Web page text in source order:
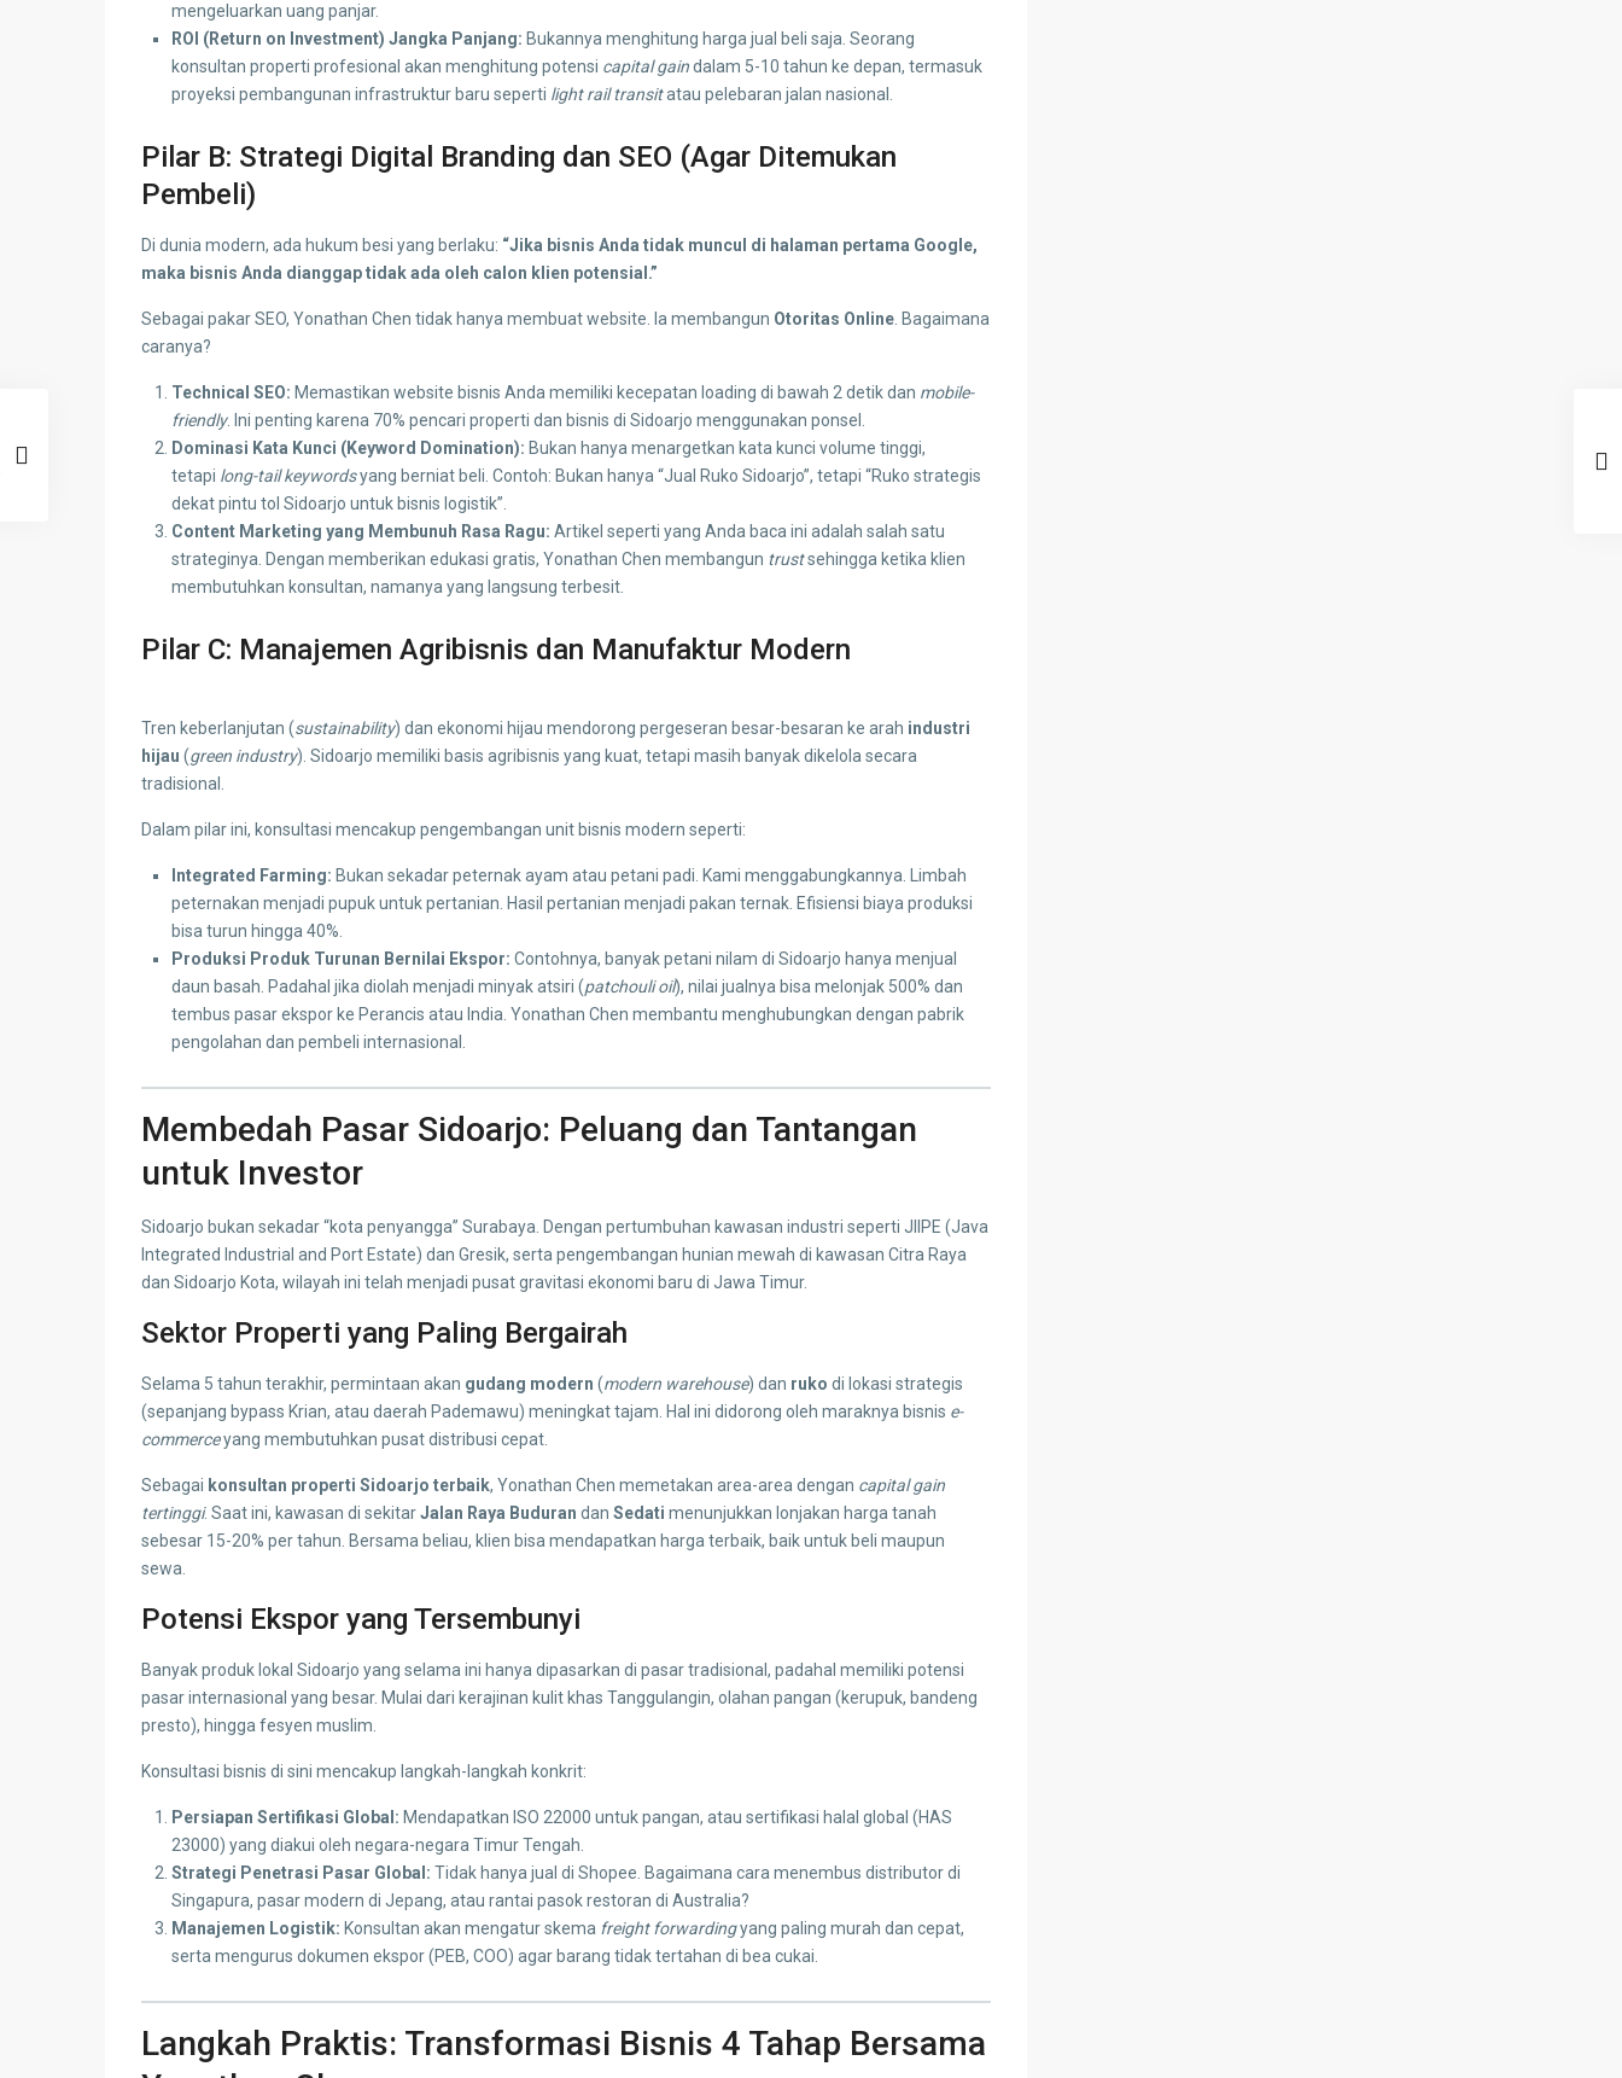
mengeluarkan uang panjar.
ROI (Return on Investment) Jangka Panjang: Bukannya menghitung harga jual beli saja. Seorang
konsultan properti profesional akan menghitung potensi capital gaindalam 5-10 tahun ke depan, termasuk
proyeksi pembangunan infrastruktur baru seperti light rail transitatau pelebaran jalan nasional.
Pilar B: Strategi Digital Branding dan SEO (Agar Ditemukan
Pembeli)
Di dunia modern, ada hukum besi yang berlaku: “Jika bisnis Anda tidak muncul di halaman pertama Google,
maka bisnis Anda dianggap tidak ada oleh calon klien potensial.”
Sebagai pakar SEO, Yonathan Chen tidak hanya membuat website. Ia membangun Otoritas Online . Bagaimana
caranya?
Technical SEO: Memastikan website bisnis Anda memiliki kecepatan loading di bawah 2 detik dan mobile-
friendly. Ini penting karena 70% pencari properti dan bisnis di Sidoarjo menggunakan ponsel.
Dominasi Kata Kunci (Keyword Domination): Bukan hanya menargetkan kata kunci volume tinggi,
tetapi long-tail keywordsyang berniat beli. Contoh: Bukan hanya “Jual Ruko Sidoarjo”, tetapi “Ruko strategis
dekat pintu tol Sidoarjo untuk bisnis logistik”.
Content Marketing yang Membunuh Rasa Ragu: Artikel seperti yang Anda baca ini adalah salah satu
strateginya. Dengan memberikan edukasi gratis, Yonathan Chen membangun trustsehingga ketika klien
membutuhkan konsultan, namanya yang langsung terbesit.
Pilar C: Manajemen Agribisnis dan Manufaktur Modern
Tren keberlanjutan (sustainability) dan ekonomi hijau mendorong pergeseran besar-besaran ke arah industri
hijau (green industry). Sidoarjo memiliki basis agribisnis yang kuat, tetapi masih banyak dikelola secara
tradisional.
Dalam pilar ini, konsultasi mencakup pengembangan unit bisnis modern seperti:
Integrated Farming: Bukan sekadar peternak ayam atau petani padi. Kami menggabungkannya. Limbah
peternakan menjadi pupuk untuk pertanian. Hasil pertanian menjadi pakan ternak. Efisiensi biaya produksi
bisa turun hingga 40%.
Produksi Produk Turunan Bernilai Ekspor: Contohnya, banyak petani nilam di Sidoarjo hanya menjual
daun basah. Padahal jika diolah menjadi minyak atsiri (patchouli oil), nilai jualnya bisa melonjak 500% dan
tembus pasar ekspor ke Perancis atau India. Yonathan Chen membantu menghubungkan dengan pabrik
pengolahan dan pembeli internasional.
Membedah Pasar Sidoarjo: Peluang dan Tantangan
untuk Investor
Sidoarjo bukan sekadar “kota penyangga” Surabaya. Dengan pertumbuhan kawasan industri seperti JIIPE (Java
Integrated Industrial and Port Estate) dan Gresik, serta pengembangan hunian mewah di kawasan Citra Raya
dan Sidoarjo Kota, wilayah ini telah menjadi pusat gravitasi ekonomi baru di Jawa Timur.
Sektor Properti yang Paling Bergairah
Selama 5 tahun terakhir, permintaan akan gudang modern (modern warehouse) dan ruko di lokasi strategis
(sepanjang bypass Krian, atau daerah Pademawu) meningkat tajam. Hal ini didorong oleh maraknya bisnis e-
commerceyang membutuhkan pusat distribusi cepat.
Sebagai konsultan properti Sidoarjo terbaik, Yonathan Chen memetakan area-area dengan capital gain
tertinggi. Saat ini, kawasan di sekitarJalan Raya Buduran dan Sedati menunjukkan lonjakan harga tanah
sebesar 15-20% per tahun. Bersama beliau, klien bisa mendapatkan harga terbaik, baik untuk beli maupun
sewa.
Potensi Ekspor yang Tersembunyi
Banyak produk lokal Sidoarjo yang selama ini hanya dipasarkan di pasar tradisional, padahal memiliki potensi
pasar internasional yang besar. Mulai dari kerajinan kulit khas Tanggulangin, olahan pangan (kerupuk, bandeng
presto), hingga fesyen muslim.
Konsultasi bisnis di sini mencakup langkah-langkah konkrit:
Persiapan Sertifikasi Global: Mendapatkan ISO 22000 untuk pangan, atau sertifikasi halal global (HAS
23000) yang diakui oleh negara-negara Timur Tengah.
Strategi Penetrasi Pasar Global: Tidak hanya jual di Shopee. Bagaimana cara menembus distributor di
Singapura, pasar modern di Jepang, atau rantai pasok restoran di Australia?
Manajemen Logistik: Konsultan akan mengatur skema freight forwardingyang paling murah dan cepat,
serta mengurus dokumen ekspor (PEB, COO) agar barang tidak tertahan di bea cukai.
Langkah Praktis: Transformasi Bisnis 4 Tahap Bersama